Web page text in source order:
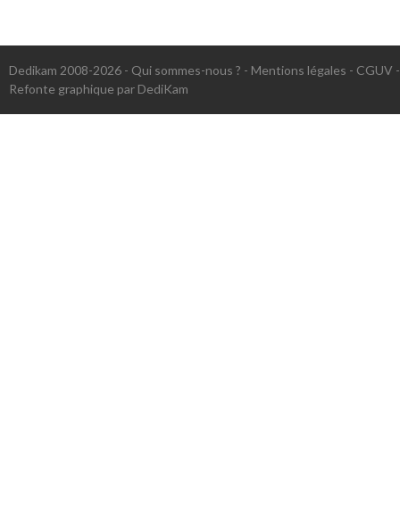
Dedikam 2008-2026 - Qui sommes-nous ? - Mentions légales - CGUV
Refonte graphique par DediKam